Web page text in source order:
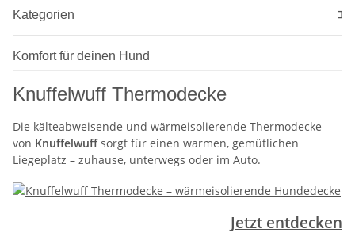
Kategorien
Komfort für deinen Hund
Knuffelwuff Thermodecke
Die kälteabweisende und wärmeisolierende Thermodecke
von Knuffelwuffsorgt für einen warmen, gemütlichen
Liegeplatz – zuhause, unterwegs oder im Auto.
Jetzt entdecken